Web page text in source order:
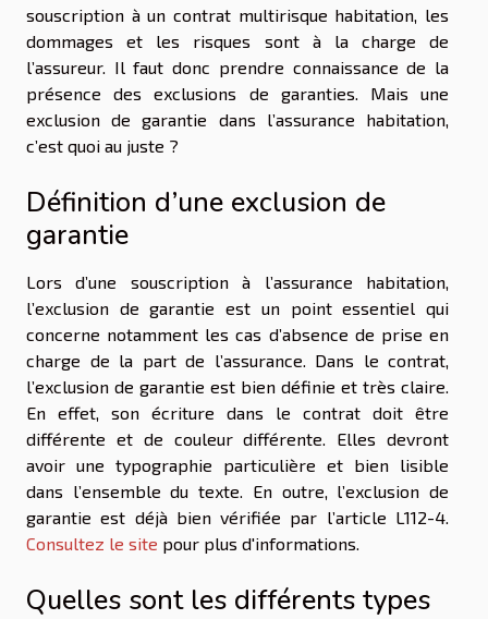
souscription à un contrat multirisque habitation, les
dommages et les risques sont à la charge de
l’assureur. Il faut donc prendre connaissance de la
présence des exclusions de garanties. Mais une
exclusion de garantie dans l’assurance habitation,
c’est quoi au juste ?
Définition d’une exclusion de
garantie
Lors d’une souscription à l’assurance habitation,
l’exclusion de garantie est un point essentiel qui
concerne notamment les cas d’absence de prise en
charge de la part de l’assurance. Dans le contrat,
l’exclusion de garantie est bien définie et très claire.
En effet, son écriture dans le contrat doit être
différente et de couleur différente. Elles devront
avoir une typographie particulière et bien lisible
dans l’ensemble du texte. En outre, l’exclusion de
garantie est déjà bien vérifiée par l’article L112-4.
Consultez le site pour plus d'informations.
Quelles sont les différents types